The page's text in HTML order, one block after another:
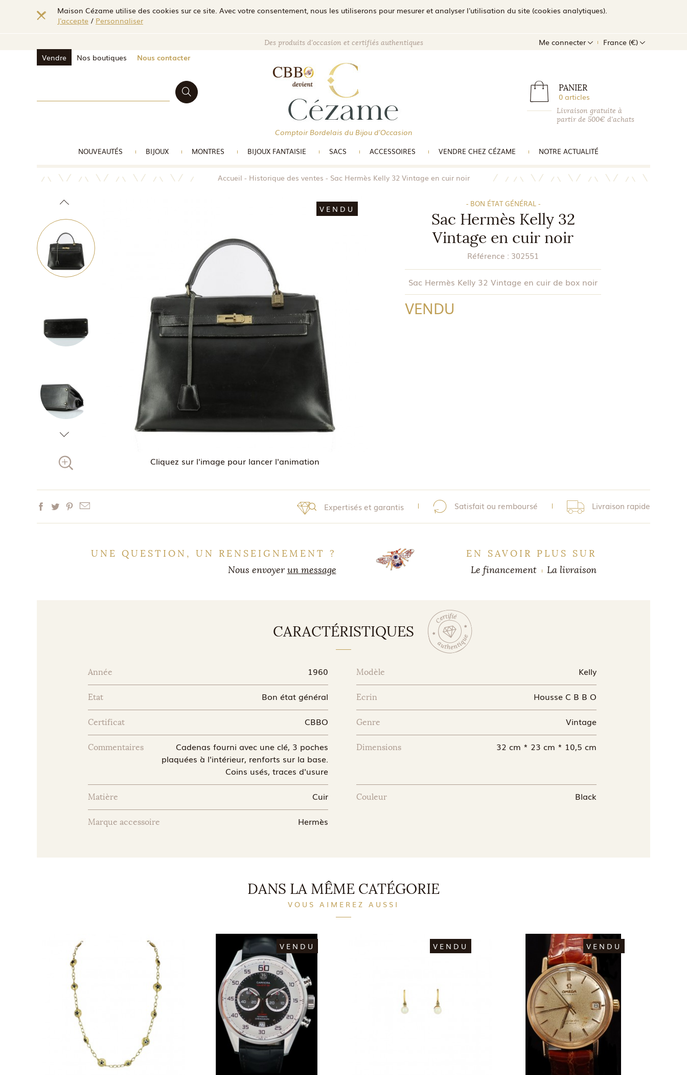
Maison Cézame utilise des cookies sur ce site. Avec votre consentement, nous les utiliserons pour mesurer et analyser l'utilisation du site (cookies analytiques).
J'accepte / Personnaliser
Vendre Nos boutiques Nous contacter
Des produits d'occasion et certifiés authentiques Me connecter France (€)
PANIER
0 articles
Livraison gratuite à
partir de 500€ d'achats
Comptoir Bordelais du Bijou d'Occasion
NOUVEAUTÉS BIJOUX MONTRES BIJOUX FANTAISIE SACS ACCESSOIRES VENDRE CHEZ CÉZAME NOTRE ACTUALITÉ
Accueil Historique des ventes Sac Hermès Kelly 32 Vintage en cuir noir
Cliquez sur l'image pour lancer l'animation
VENDU
- BON ÉTAT GÉNÉRAL -
Sac Hermès Kelly 32
Vintage en cuir noir
Référence : 302551
Sac Hermès Kelly 32 Vintage en cuir de box noir
VENDU
Expertisés et garantis Satisfait ou remboursé Livraison rapide
UNE QUESTION, UN RENSEIGNEMENT ?
Nous envoyerun message
EN SAVOIR PLUS SUR
Le financement
La livraison
CARACTÉRISTIQUES
Année 1960 Modèle Kelly
Etat Bon état général Ecrin Housse C B B O
Certificat CBBO Genre Vintage
Commentaires
Cadenas fourni avec une clé, 3 poches
plaquées à l'intérieur, renforts sur la base.
Coins usés, traces d'usure
Dimensions 32 cm * 23 cm * 10,5 cm
Matière Cuir Couleur Black
Marque accessoire Hermès
DANS LA MÊME CATÉGORIE
VOUS AIMEREZ AUSSI
VENDU VENDU VENDU